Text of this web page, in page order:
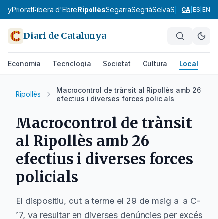
PrioratRibera d'EbreRipollèsSegarraSegriàSelvaSolsonès
CA ES EN
Diari de Catalunya
Economia Tecnologia Societat Cultura Local
Ripollès
Macrocontrol de trànsit al Ripollès amb 26
efectius i diverses forces policials
Macrocontrol de trànsit
al Ripollès amb 26
efectius i diverses forces
policials
El dispositiu, dut a terme el 29 de maig a la C-
17, va resultar en diverses denúncies per excés